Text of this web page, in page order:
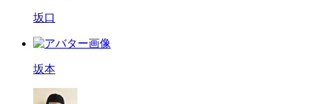
坂口
坂本